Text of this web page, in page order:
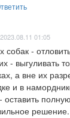
2023.08.11 01:05
собак -
- выгуливать
а вне их
и в
решение.